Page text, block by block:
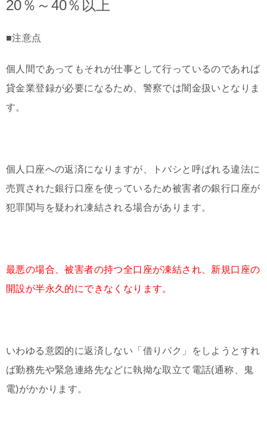
20％～40％以上
■注意点
個人間であってもそれが仕事として行っているのであれば
貸金業登録が必要になるため、警察では闇金扱いとなりま
す。
個人口座への返済になりますが、トバシと呼ばれる違法に
売買された銀行口座を使っているため被害者の銀行口座が
犯罪関与を疑われ凍結される場合があります。
最悪の場合、被害者の持つ全口座が凍結され、新規口座の
開設が半永久的にできなくなります。
いわゆる意図的に返済しない「借りパク」をしようとすれ
ば勤務先や緊急連絡先などに執拗な取立て電話(通称、鬼
電)がかかります。